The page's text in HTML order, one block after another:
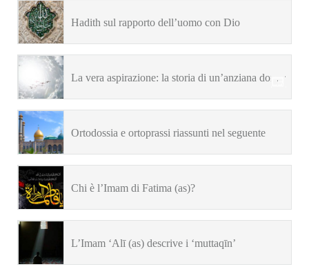
Hadith sul rapporto dell’uomo con Dio
La vera aspirazione: la storia di un’anziana donna
Ortodossia e ortoprassi riassunti nel seguente
الله عنه)
Chi è l’Imam di Fatima (as)?
L’Imam ‘Alī (as) descrive i ‘muttaqīn’